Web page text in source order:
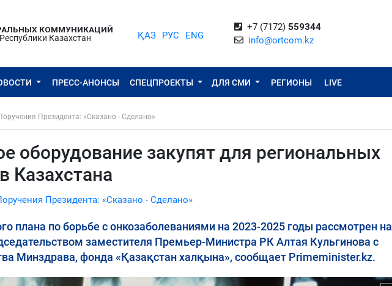
КОММУНИКАЦИЙ
Казахстан
ҚАЗ РУС ENG
+7 (7172) 559344
info@ortcom.kz
ПРЕСС-АНОНСЫ СПЕЦПРОЕКТЫ ДЛЯ СМИ РЕГИОНЫ LIVE
Президента: «Сказано - Сделано»
оборудование закупят для региональных
Казахстана
Президента: «Сказано - Сделано»
плана по борьбе с онкозаболеваниями на 2023-2025 годы рассмотрен на
заместителя Премьер-Министра РК Алтая Кульгинова с
Минздрава, фонда «Қазақстан халқына», сообщает Primeminister.kz.